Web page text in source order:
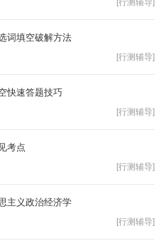
[行测辅导]
词填空破解方法
[行测辅导]
快速答题技巧
[行测辅导]
考点
[行测辅导]
主义政治经济学
[行测辅导]